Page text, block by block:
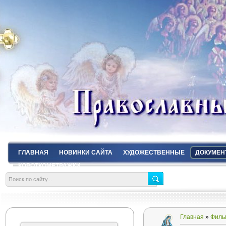
ГЛАВНАЯ НОВИНКИ САЙТА ХУДОЖЕСТВЕННЫЕ
КОРОТКОМЕТРАЖКИ
Главная »